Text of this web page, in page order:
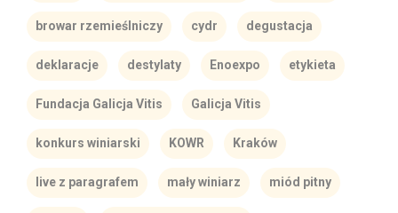
browar rzemieślniczy cydr degustacja
deklaracje destylaty Enoexpo etykieta
Fundacja Galicja Vitis Galicja Vitis
konkurs winiarski KOWR Kraków
live z paragrafem mały winiarz miód pitny